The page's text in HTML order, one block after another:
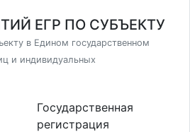
ЕГР ПО СУБЪЕКТУ
в Едином государственном
и индивидуальных
Государственная
регистрация